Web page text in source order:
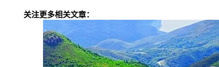
关注更多相关文章：